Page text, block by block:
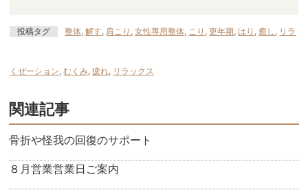
投稿タグ 整体,解す, 肩こり ,女性専用整体, こり ,更年期 , はり ,癒し , リラ
くぜーション,むくみ,疲れ, リラックス
関連記事
骨折や怪我の回復のサポート
８月営業営業日ご案内